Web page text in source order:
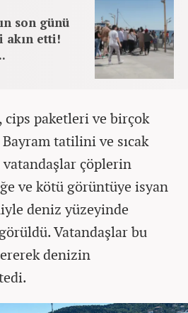
son günü
akın etti!
cips paketleri ve birçok
tatilini ve sıcak
vatandaşlar çöplerin
ve kötü görüntüye isyan
deniz yüzeyinde
Vatandaşlar bu
denizin